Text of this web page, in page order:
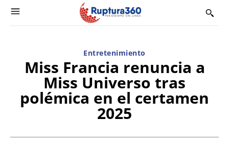
Entretenimiento
Miss Francia renuncia a
Miss Universo tras
polémica en el certamen
2025